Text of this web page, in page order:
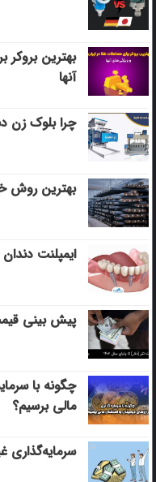
بهترین بروکر
آنها
چرا بلوک زن
بهترین روش
ایمپلنت
پیش بینی قیمت
چگونه با
مالی برسیم؟